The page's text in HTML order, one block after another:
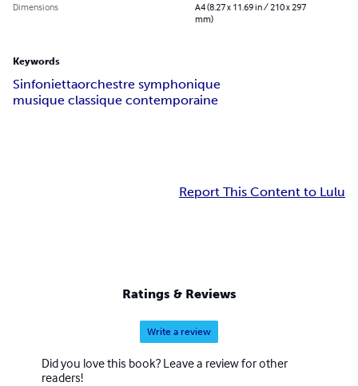
Dimensions
A4 (8.27 x 11.69 in / 210 x 297
mm)
Keywords
Sinfoniettaorchestre symphonique
musique classique contemporaine
Report This Content to Lulu
Ratings & Reviews
Write a review
Did you love this book? Leave a review for other
readers!